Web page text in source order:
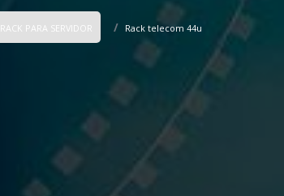
RACK PARA SERVIDOR Rack telecom 44u